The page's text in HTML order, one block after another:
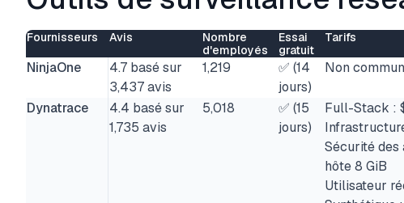
Fournisseurs Avis
Nombre
d'employés
Essai
gratuit
Tarifs
NinjaOne
4.7 basé sur
3,437 avis
1,219
✅ (14
jours)
Non
Dynatrace
4.4 basé sur
1,735 avis
5,018
✅ (15
jours)
Full-Stack :
Sécurité
hôte 8 GiB
Utilisateur